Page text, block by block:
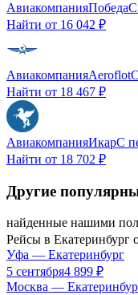
АвиакомпанияПобедаС
Найти от 16 042 ₽
АвиакомпанияAeroflot
Найти от 18 467 ₽
АвиакомпанияИкарС
Найти от 18 702 ₽
Другие
найденные нашими
Рейсы в Екатеринбург
Уфа — Екатеринбург
5 сентября4 899 ₽
Москва —